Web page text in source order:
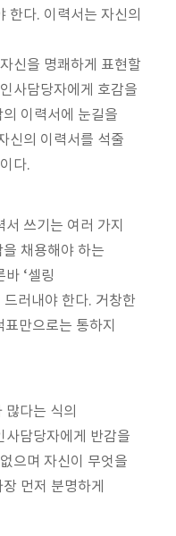
한다. 이력서는 자신의
신을 명쾌하게 표현할
사담당자에게 호감을
이력서에 눈길을
신의 이력서를 석줄
다.
쓰기는 여러 가지
채용해야 하는
‘셀링
러내야 한다. 거창한
만으로는 통하지
많다는 식의
사담당자에게 반감을
으며 자신이 무엇을
먼저 분명하게